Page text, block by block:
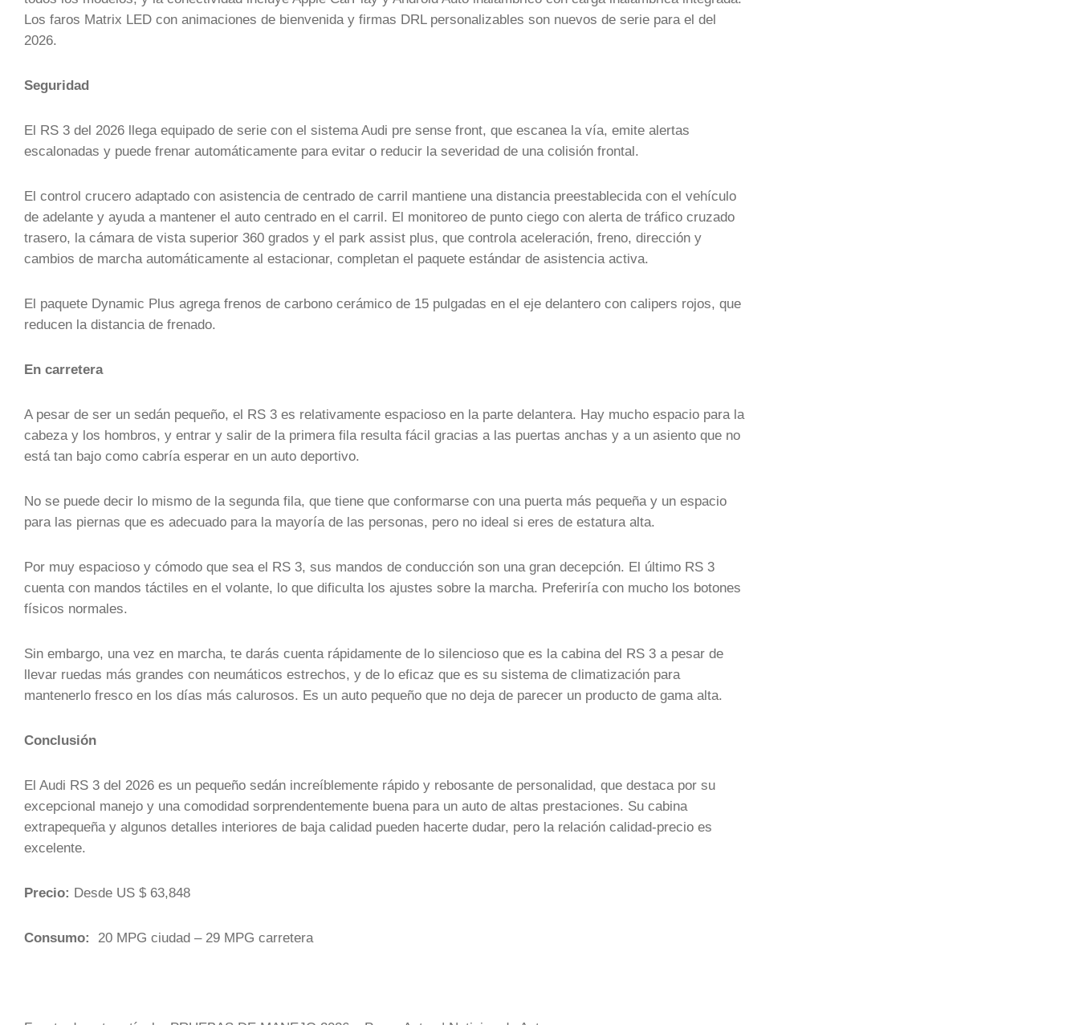
Los faros Matrix LED con animaciones de bienvenida y firmas DRL personalizables son nuevos de serie para el del
2026.
Seguridad
El RS 3 del 2026 llega equipado de serie con el sistema Audi pre sense front, que escanea la vía, emite alertas
escalonadas y puede frenar automáticamente para evitar o reducir la severidad de una colisión frontal.
El control crucero adaptado con asistencia de centrado de carril mantiene una distancia preestablecida con el vehículo
de adelante y ayuda a mantener el auto centrado en el carril. El monitoreo de punto ciego con alerta de tráfico cruzado
trasero, la cámara de vista superior 360 grados y el park assist plus, que controla aceleración, freno, dirección y
cambios de marcha automáticamente al estacionar, completan el paquete estándar de asistencia activa.
El paquete Dynamic Plus agrega frenos de carbono cerámico de 15 pulgadas en el eje delantero con calipers rojos, que
reducen la distancia de frenado.
En carretera
A pesar de ser un sedán pequeño, el RS 3 es relativamente espacioso en la parte delantera. Hay mucho espacio para la
cabeza y los hombros, y entrar y salir de la primera fila resulta fácil gracias a las puertas anchas y a un asiento que no
está tan bajo como cabría esperar en un auto deportivo.
No se puede decir lo mismo de la segunda fila, que tiene que conformarse con una puerta más pequeña y un espacio
para las piernas que es adecuado para la mayoría de las personas, pero no ideal si eres de estatura alta.
Por muy espacioso y cómodo que sea el RS 3, sus mandos de conducción son una gran decepción. El último RS 3
cuenta con mandos táctiles en el volante, lo que dificulta los ajustes sobre la marcha. Preferiría con mucho los botones
físicos normales.
Sin embargo, una vez en marcha, te darás cuenta rápidamente de lo silencioso que es la cabina del RS 3 a pesar de
llevar ruedas más grandes con neumáticos estrechos, y de lo eficaz que es su sistema de climatización para
mantenerlo fresco en los días más calurosos. Es un auto pequeño que no deja de parecer un producto de gama alta.
Conclusión
El Audi RS 3 del 2026 es un pequeño sedán increíblemente rápido y rebosante de personalidad, que destaca por su
excepcional manejo y una comodidad sorprendentemente buena para un auto de altas prestaciones. Su cabina
extrapequeña y algunos detalles interiores de baja calidad pueden hacerte dudar, pero la relación calidad-precio es
excelente.
Precio: Desde US $ 63,848
Consumo: 20 MPG ciudad – 29 MPG carretera